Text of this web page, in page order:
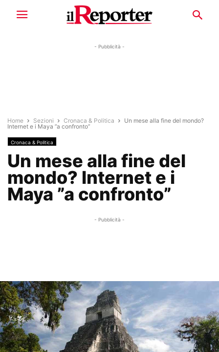
- Pubblicità -
Home Sezioni Cronaca & Politica
Un mese alla fine del mondo?
Internet e i Maya ”a confronto”
Cronaca & Politica
Un mese alla fine del
mondo? Internet e i
Maya ”a confronto”
- Pubblicità -